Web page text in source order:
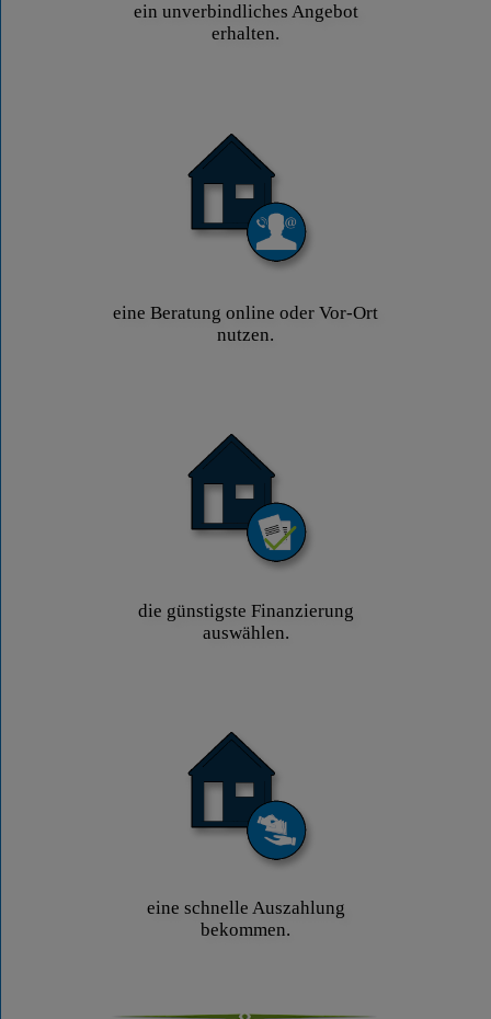
ein unverbindliches Angebot
erhalten.
eine Beratung online oder Vor-Ort
nutzen.
die günstigste Finanzierung
auswählen.
eine schnelle Auszahlung
bekommen.